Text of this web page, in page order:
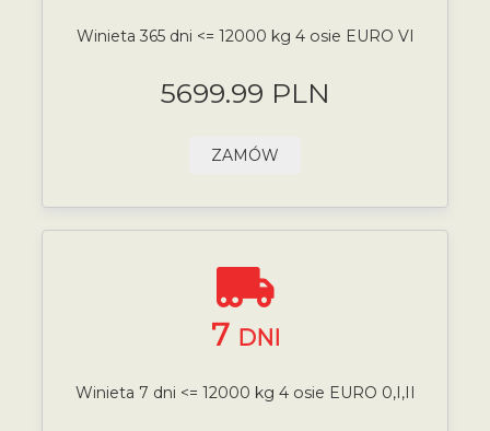
Winieta 365 dni <= 12000 kg 4 osie EURO VI
5699.99 PLN
ZAMÓW
7 DNI
Winieta 7 dni <= 12000 kg 4 osie EURO 0,I,II